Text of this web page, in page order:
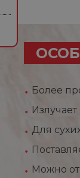
Более
Для
Можно